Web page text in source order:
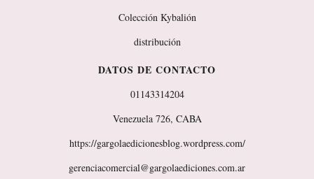
Colección Kybalión
distribución
DATOS DE CONTACTO
01143314204
Venezuela 726, CABA
https://gargolaedicionesblog.wordpress.com/
gerenciacomercial@gargolaediciones.com.ar